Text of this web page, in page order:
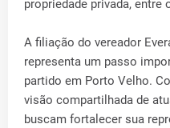
propriedade privada, entre
A filiação do vereador
representa um passo
partido em Porto Velho.
visão compartilhada de
buscam fortalecer sua